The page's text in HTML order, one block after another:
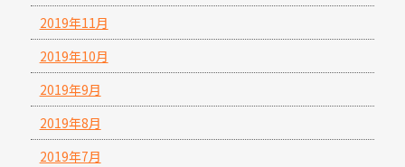
2019年11月
2019年10月
2019年9月
2019年8月
2019年7月